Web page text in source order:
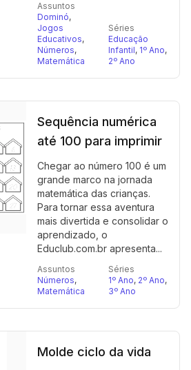
Assuntos
Dominó,
Jogos
Educativos,
Números,
Matemática
Séries
Educação
Infantil, 1º Ano,
2º Ano
Sequência numérica
até 100 para imprimir
Chegar ao número 100 é um
grande marco na jornada
matemática das crianças.
Para tornar essa aventura
mais divertida e consolidar o
aprendizado, o
Educlub.com.br apresenta...
Assuntos
Números,
Matemática
Séries
1º Ano, 2º Ano,
3º Ano
Molde ciclo da vida